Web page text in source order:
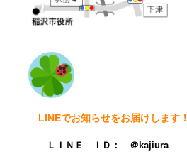
LINEでお知らせをお届けします！
ＬＩＮＥ ＩＤ： ＠kajiura